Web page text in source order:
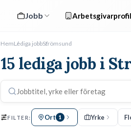
Jobb
HemLediga jobbStrömsund
15 lediga jobb i
FILTER: Ort 1 Yrke